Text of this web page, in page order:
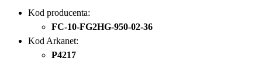
Kod producenta:
FC-10-FG2HG-950-02-36
Kod Arkanet:
P4217